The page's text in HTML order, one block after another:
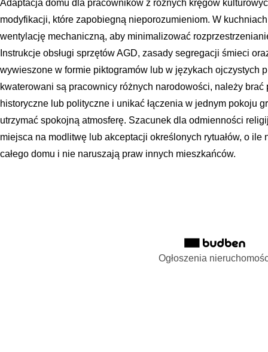
Adaptacja domu dla pracowników z różnych kręgów
modyfikacji, które zapobiegną nieporozumieniom. W
wentylację mechaniczną, aby minimalizować
Instrukcje obsługi sprzętów AGD, zasady segregacji śmieci
wywieszone w formie piktogramów lub w językach ojczystych
kwaterowani są pracownicy różnych narodowości, należy
historyczne lub polityczne i unikać łączenia w jednym pokoju
utrzymać spokojną atmosferę. Szacunek dla odmienności
miejsca na modlitwę lub akceptacji określonych rytuałów, o ile
całego domu i nie naruszają praw innych mieszkańców.
Ogłoszenia